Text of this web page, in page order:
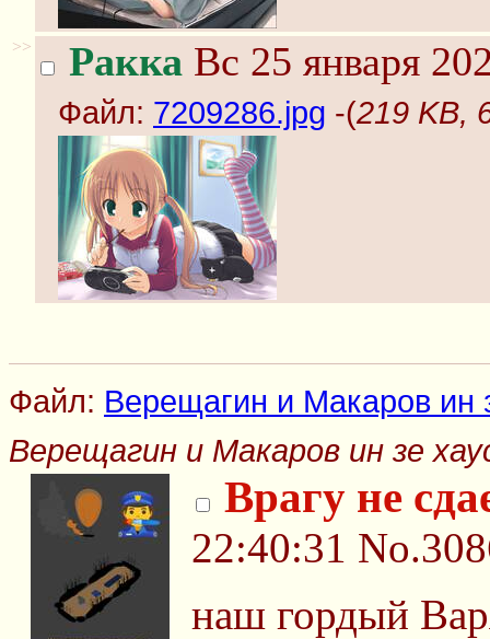
>> Ракка Вс 25 января
Файл: 7209286.jpg -(219 KB,
Файл: Верещагин и Макаров ин
Верещагин и Макаров ин зе
Врагу не
22:40:31
наш гордый